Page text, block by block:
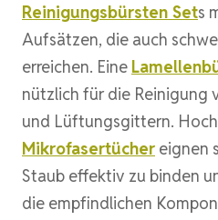
Reinigungsbürsten Sets
Aufsätzen, die auch
erreichen. Eine
nützlich für die Reinigung
und Lüftungsgittern.
Mikrofasertücher eignen
Staub effektiv zu binden
die empfindlichen